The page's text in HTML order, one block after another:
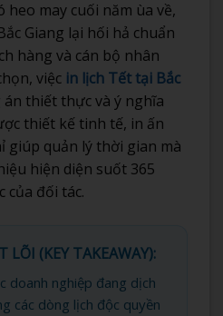
may cuối năm ùa về,
Giang lại hối hả chuẩn
hàng và cán bộ nhân
việc in lịch Tết tại Bắc
thiết thực và ý nghĩa
thiết kế tinh tế, in ấn
giúp quản lý thời gian mà
hiện diện suốt 365
của đối tác.
LÕI (KEY TAKEAWAY):
doanh nghiệp đang dịch
các dòng lịch độc quyền